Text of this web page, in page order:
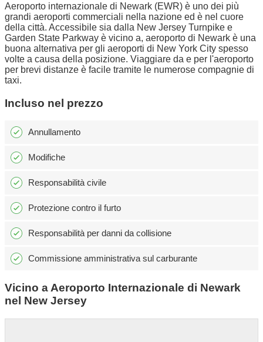
Aeroporto internazionale di Newark (EWR) è uno dei più
grandi aeroporti commerciali nella nazione ed è nel cuore
della città. Accessibile sia dalla New Jersey Turnpike e
Garden State Parkway è vicino a, aeroporto di Newark è una
buona alternativa per gli aeroporti di New York City spesso
volte a causa della posizione. Viaggiare da e per l'aeroporto
per brevi distanze è facile tramite le numerose compagnie di
taxi.
Incluso nel prezzo
Annullamento
Modifiche
Responsabilità civile
Protezione contro il furto
Responsabilità per danni da collisione
Commissione amministrativa sul carburante
Vicino a Aeroporto Internazionale di Newark
nel New Jersey